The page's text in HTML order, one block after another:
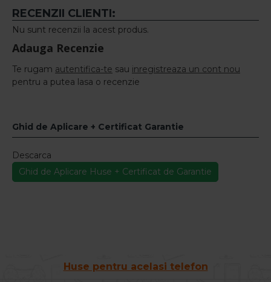
RECENZII CLIENTI:
Nu sunt recenzii la acest produs.
Adauga Recenzie
Te rugam autentifica-te sau inregistreaza un cont nou
pentru a putea lasa o recenzie
Ghid de Aplicare + Certificat Garantie
Descarca
Ghid de Aplicare Huse + Certificat de Garantie
Huse pentru acelasi telefon